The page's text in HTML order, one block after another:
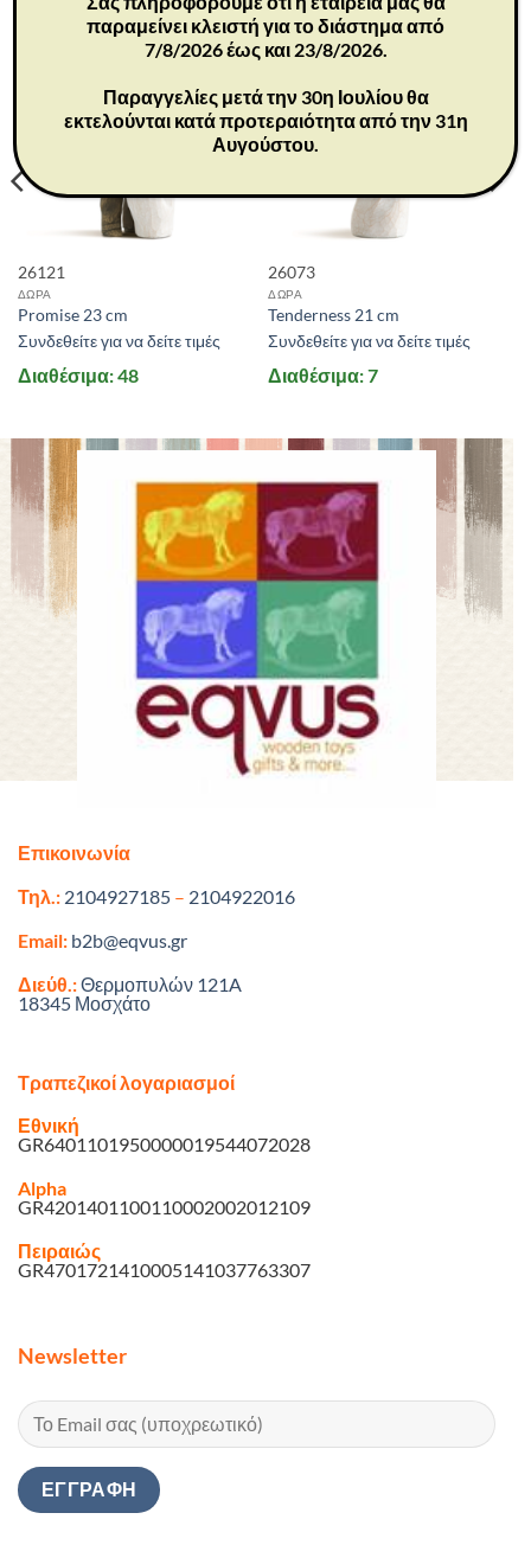
26121
ΔΩΡΑ
Promise 23 cm
Συνδεθείτε για να δείτε τιμές
Διαθέσιμα: 48
26073
ΔΩΡΑ
Tenderness 21 cm
Συνδεθείτε για να δείτε τιμές
Διαθέσιμα: 7
Επικοινωνία
Τηλ.: 2104927185 – 2104922016
Email: b2b@eqvus.gr
Διεύθ.:Θερμοπυλών 121A
18345 Μοσχάτο
Τραπεζικοί λογαριασμοί
Εθνική
GR6401101950000019544072028
Alpha
GR4201401100110002002012109
Πειραιώς
GR4701721410005141037763307
Newsletter
παραμείνει κλειστή για το διάστημα από
7/8/2026 έως και 23/8/2026.
Παραγγελίες μετά την 30η Ιουλίου θα
εκτελούνται κατά προτεραιότητα από την 31η
Αυγούστου.